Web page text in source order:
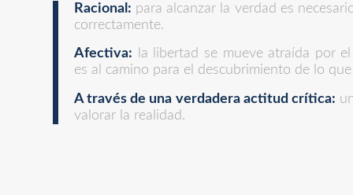
Racional: para alcanzar la verdad es
correctamente.
Afectiva: la libertad se mueve atraída por
es al camino para el descubrimiento de lo
A través de una verdadera actitud crítica:
valorar la realidad.